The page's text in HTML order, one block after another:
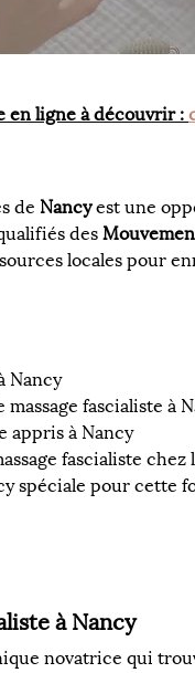
en ligne à découvrir :
de Nancy est une
des
locales pour
Nancy
fascialiste à
appris à Nancy
fascialiste
spéciale pour cette
à Nancy
novatrice qui